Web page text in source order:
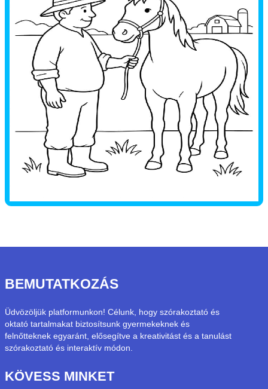
BEMUTATKOZÁS
Üdvözöljük platformunkon! Célunk, hogy szórakoztató és
oktató tartalmakat biztosítsunk gyermekeknek és
felnőtteknek egyaránt, elősegítve a kreativitást és a tanulást
szórakoztató és interaktív módon.
KÖVESS MINKET